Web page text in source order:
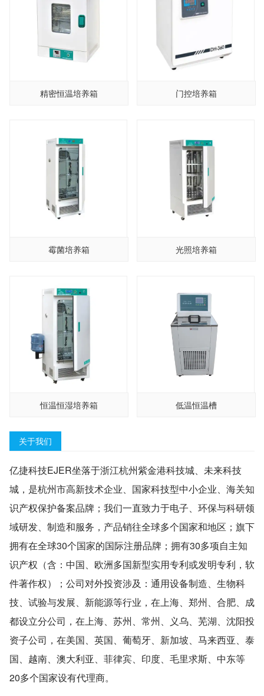
精密恒温培养箱 门控培养箱
霉菌培养箱 光照培养箱
恒温恒湿培养箱 低温恒温槽
关于我们
亿捷科技EJER坐落于浙江杭州紫金港科技城、未来科技
城，是杭州市高新技术企业、国家科技型中小企业、海关知
识产权保护备案品牌；我们一直致力于电子、环保与科研领
域研发、制造和服务，产品销往全球多个国家和地区；旗下
拥有在全球30个国家的国际注册品牌；拥有30多项自主知
识产权（含：中国、欧洲多国新型实用专利或发明专利，软
件著作权）；公司对外投资涉及：通用设备制造、生物科
技、试验与发展、新能源等行业，在上海、郑州、合肥、成
都设立分公司，在上海、苏州、常州、义乌、芜湖、沈阳投
资子公司，在美国、英国、葡萄牙、新加坡、马来西亚、泰
国、越南、澳大利亚、菲律宾、印度、毛里求斯、中东等
20多个国家设有代理商。